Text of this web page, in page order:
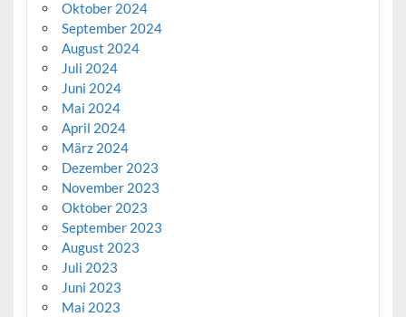
Oktober 2024
September 2024
August 2024
Juli 2024
Juni 2024
Mai 2024
April 2024
März 2024
Dezember 2023
November 2023
Oktober 2023
September 2023
August 2023
Juli 2023
Juni 2023
Mai 2023